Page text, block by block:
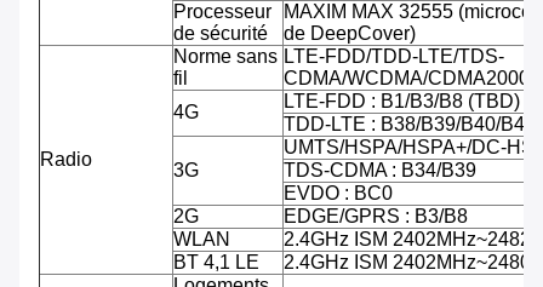
Processeur
de sécurité
MAXIM MAX 32555
de DeepCover)
Radio
Norme sans
fil
LTE-FDD/TDD-LTE/TDS-
CDMA/WCDMA/CDMA2000/
4G
LTE-FDD : B1/B3/B8 (TBD)
TDD-LTE : B38/B39/B40/B41
3G
UMTS/HSPA/HSPA+/DC-
TDS-CDMA : B34/B39
EVDO : BC0
2G
EDGE/GPRS : B3/B8
WLAN
2.4GHz ISM
BT 4,1 LE
2.4GHz ISM